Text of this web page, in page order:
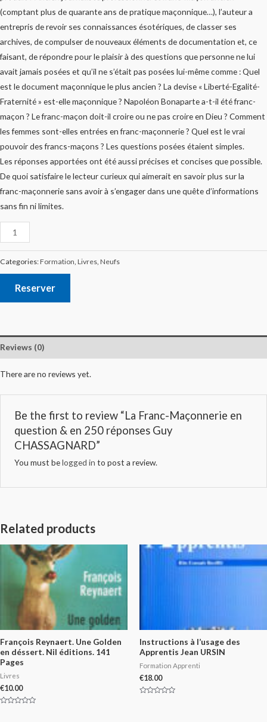
(comptant plus de quarante ans de pratique maçonnique…), l’auteur a
entrepris de revoir ses connaissances ésotériques, de classer ses
archives, de compulser de nouveaux éléments de documentation et, ce
faisant, de répondre pour le plaisir à des questions que personne ne lui
avait jamais posées et qu’il ne s’était pas posées lui-même comme : Quel
est le document maçonnique le plus ancien ? La devise « Liberté-Egalité-
Fraternité » est-elle maçonnique ? Napoléon Bonaparte a-t-il été franc-
maçon ? Le franc-maçon doit-il croire ou ne pas croire en Dieu ? Comment
les femmes sont-elles entrées en franc-maçonnerie ? Quel est le vrai
pouvoir des francs-maçons ? Les questions posées étaient simples.
Les réponses apportées ont été aussi précises et concises que possible.
De quoi satisfaire le lecteur curieux qui aimerait en savoir plus sur la
franc-maçonnerie sans avoir à s’engager dans une quête d’informations
sans fin ni limites.
Categories:Formation Livres Neufs
Reserver
Reviews (0)
There are no reviews yet.
Be the first to review “La Franc-Maçonnerie en
question & en 250 réponses Guy
CHASSAGNARD”
You must belogged in to post a review.
Related products
François Reynaert. Une Golden
en déssert. Nil éditions. 141
Pages
Livres
€10.00
Instructions à l’usage des
Apprentis Jean URSIN
Formation Apprenti
€18.00